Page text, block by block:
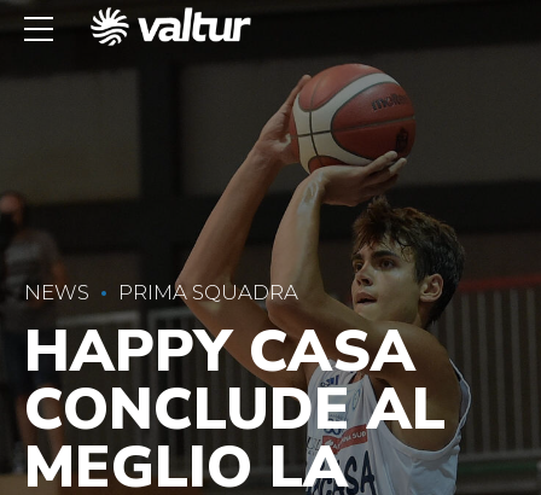
NEWS PRIMA SQUADRA
HAPPY CASA
CONCLUDE AL
MEGLIO LA